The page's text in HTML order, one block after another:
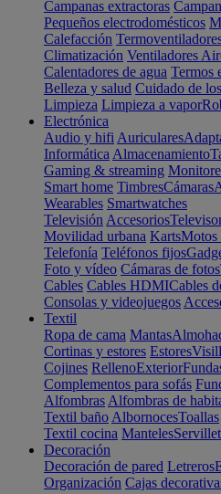
Campanas extractoras
Pequeños electrodomésticos
Calefacción
Climatización Ventiladores
Calentadores de agua Termos
Belleza y salud Cuidado de
Limpieza Limpieza a vapor
Electrónica
Audio y hifi Auriculares
Informática Almacenamiento
Gaming & streaming
Smart home TimbresCámaras
Wearables Smartwatches
Televisión Accesorios
Movilidad urbana KartsMotos
Telefonía Teléfonos fijos
Foto y vídeo Cámaras de fotos
Cables Cables HDMICables
Consolas y videojuegos
Textil
Ropa de cama Mantas
Cortinas y estores Estores
Cojines RellenoExterior
Complementos para sofás
Alfombras Alfombras de
Textil baño AlbornocesToallas
Textil cocina Manteles
Decoración
Decoración de pared Letreros
Organización Cajas